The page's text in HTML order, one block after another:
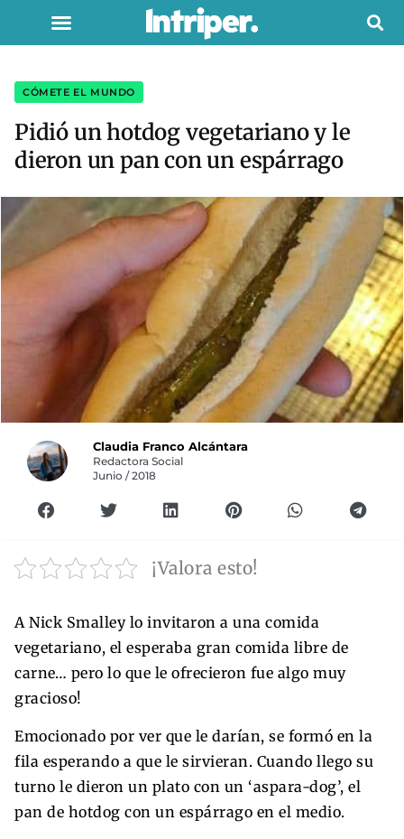
CÓMETE EL MUNDO
Pidió un hotdog vegetariano y le
dieron un pan con un espárrago
Claudia Franco Alcántara
Redactora Social
Junio / 2018
¡Valora esto!
A Nick Smalley lo invitaron a una comida
vegetariano, el esperaba gran comida libre de
carne… pero lo que le ofrecieron fue algo muy
gracioso!
Emocionado por ver que le darían, se formó en la
fila esperando a que le sirvieran. Cuando llego su
turno le dieron un plato con un ‘aspara-dog’, el
pan de hotdog con un espárrago en el medio.